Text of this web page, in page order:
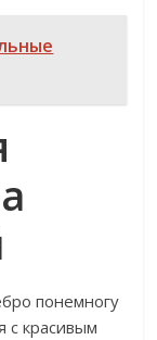
понемногу
с красивым